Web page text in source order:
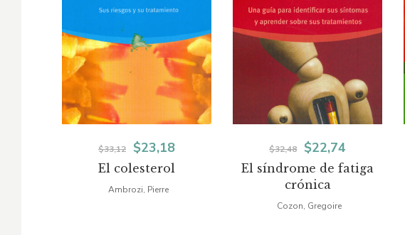
El colesterol
$33,12
El
precio
original
$23,18El
precio
Ambrozi, Pierre
El síndrome de fatiga
crónica
$32,48
El
precio
original
$22,74
precio
Cozon, Gregoire